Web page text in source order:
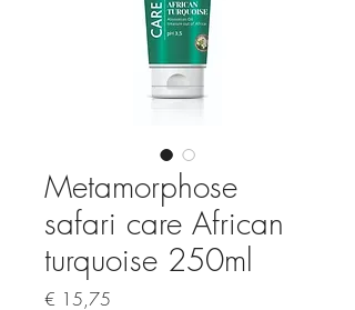
Metamorphose
safari care African
turquoise 250ml
€ 15,75